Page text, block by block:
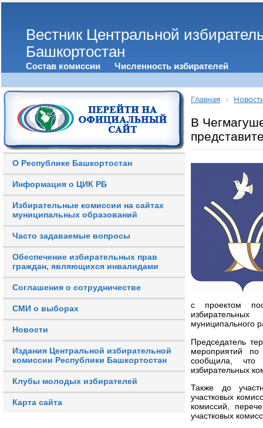
Вестник Центральной
Башкортостан
Состав комиссии Численность избирателей
О Республике Башкортостан
Информация о ЦИК РБ
Избирательные комиссии на сайтах
муниципальных образований
Часто задаваемые вопросы
Обеспечение избирательных прав
граждан, являющихся инвалидами
Соглашения о сотрудничестве
СМИ о выборах
Новости
Издания Центральной избирательной
комиссии Республики Башкортостан
Клубы молодых избирателей
Карта сайта
Главная
В
с проектом
муниципального
Председатель
мероприятий
сообщила, что
избирательных
Также до
участковых
комиссий,
участковых